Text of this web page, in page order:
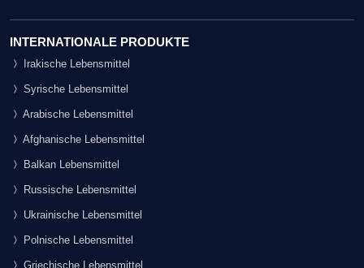
INTERNATIONALE PRODUKTE
Irakische Lebensmittel
Syrische Lebensmittel
Arabische Lebensmittel
Afghanische Lebensmittel
Balkan Lebensmittel
Russische Lebensmittel
Ukrainische Lebensmittel
Polnische Lebensmittel
Griechische Lebensmittel